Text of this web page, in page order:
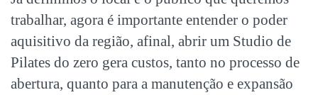
trabalhar, agora é importante entender o poder
aquisitivo da região, afinal, abrir um Studio de
Pilates do zero gera custos, tanto no processo de
abertura, quanto para a manutenção e expansão